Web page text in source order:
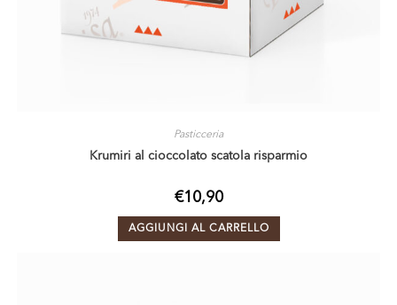
Pasticceria
Krumiri al cioccolato scatola risparmio
€10,90
AGGIUNGI AL CARRELLO